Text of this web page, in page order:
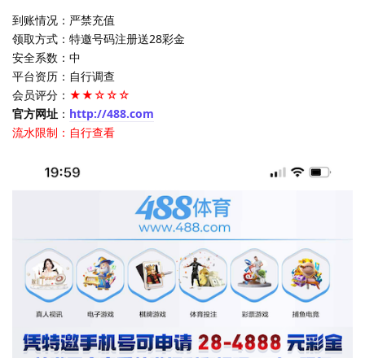
到账情况：严禁充值
领取方式：特邀号码注册送28彩金
安全系数：中
平台资历：自行调查
会员评分： ★★☆☆☆
官方网址 ： http://488.com
流水限制：自行查看